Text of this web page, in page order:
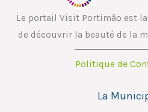
Le portail Visit Portimão est
de découvrir la beauté de la
Politique de
La